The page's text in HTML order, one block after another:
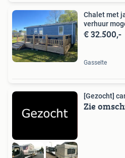
Chalet met
verhuur
€ 32.500,-
Gasselte
[Gezocht]
Zie